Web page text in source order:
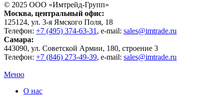
© 2025 ООО «Имтрейд-Групп»
Москва, центральный офис:
125124, ул. 3-я Ямского Поля, 18
Телефон: +7 (495) 374-63-31 , e-mail: sales@imtrade.ru
Самара:
443090, ул. Советской Армии, 180, строение 3
Телефон: +7 (846) 273-49-39, e-mail: sales@imtrade.ru
Меню
О нас